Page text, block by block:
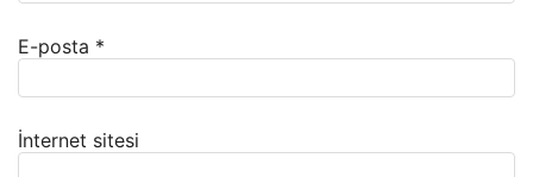
E-posta *
İnternet sitesi